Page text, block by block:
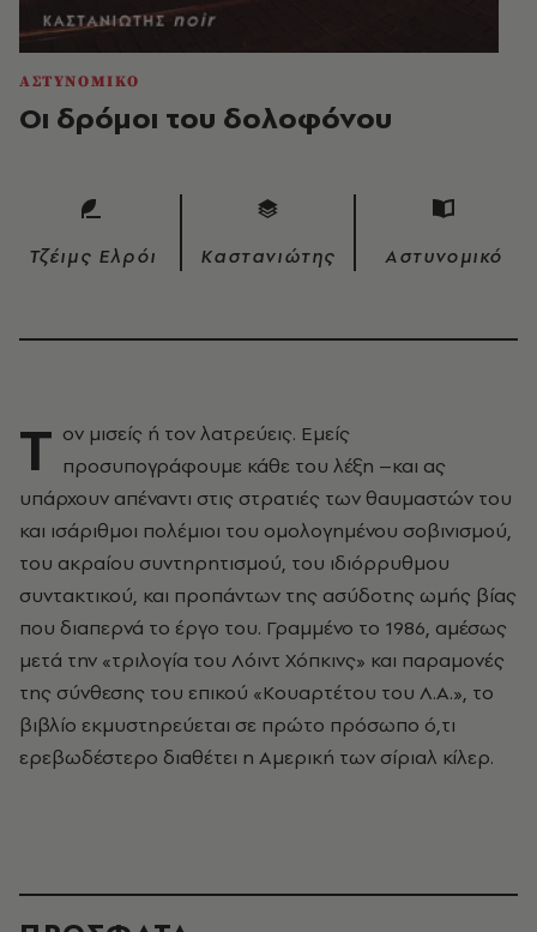
ΑΣΤΥΝΟΜΙΚΟ
Οι δρόμοι του δολοφόνου
Τζέιμς Ελρόι Καστανιώτης Αστυνομικό
Τ ον μισείς ή τον λατρεύεις. Εμείς
προσυπογράφουμε κάθε του λέξη –και ας
υπάρχουν απέναντι στις στρατιές των θαυμαστών του
και ισάριθμοι πολέμιοι του ομολογημένου σοβινισμού,
του ακραίου συντηρητισμού, του ιδιόρρυθμου
συντακτικού, και προπάντων της ασύδοτης ωμής βίας
που διαπερνά το έργο του. Γραμμένο το 1986, αμέσως
μετά την «τριλογία του Λόιντ Χόπκινς» και παραμονές
της σύνθεσης του επικού «Κουαρτέτου του Λ.Α.», το
βιβλίο εκμυστηρεύεται σε πρώτο πρόσωπο ό,τι
ερεβωδέστερο διαθέτει η Αμερική των σίριαλ κίλερ.